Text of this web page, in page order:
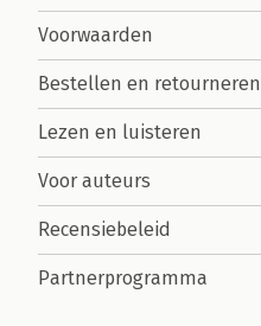
Voorwaarden
Bestellen en retourneren
Lezen en luisteren
Voor auteurs
Recensiebeleid
Partnerprogramma